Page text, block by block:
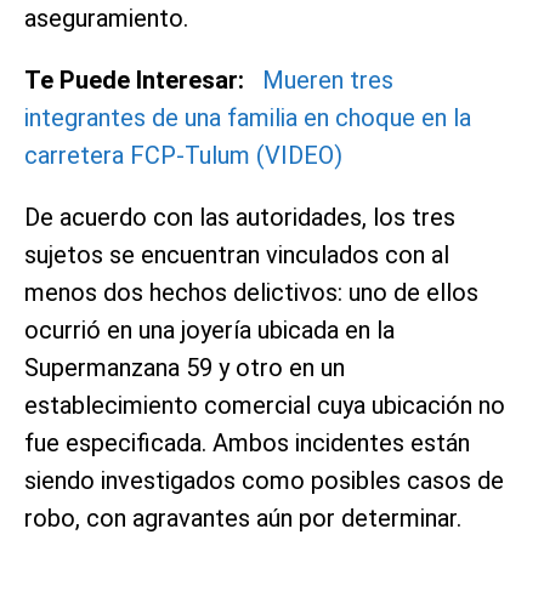
aseguramiento.
Te Puede Interesar: Mueren tres
integrantes de una familia en choque en la
carretera FCP-Tulum (VIDEO)
De acuerdo con las autoridades, los tres
sujetos se encuentran vinculados con al
menos dos hechos delictivos: uno de ellos
ocurrió en una joyería ubicada en la
Supermanzana 59 y otro en un
establecimiento comercial cuya ubicación no
fue especificada. Ambos incidentes están
siendo investigados como posibles casos de
robo, con agravantes aún por determinar.